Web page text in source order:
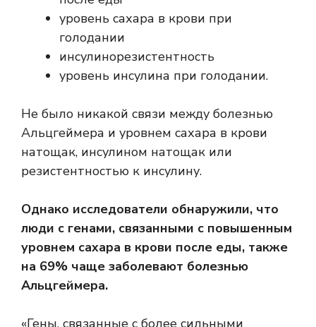
уровень сахара в крови при
голодании
инсулинорезистентность
уровень инсулина при голодании.
Не было никакой связи между болезнью
Альцгеймера и уровнем сахара в крови
натощак, инсулином натощак или
резистентностью к инсулину.
Однако исследователи обнаружили, что
люди с генами, связанными с повышенным
уровнем сахара в крови после еды, также
на 69% чаще заболевают болезнью
Альцгеймера.